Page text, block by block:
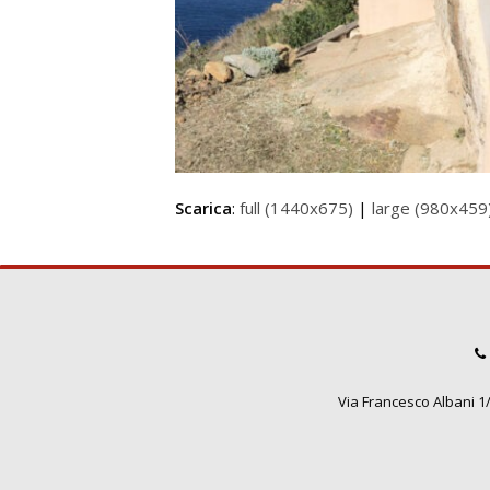
Scarica: full (1440x675) | large
Via Francesco Albani 1/